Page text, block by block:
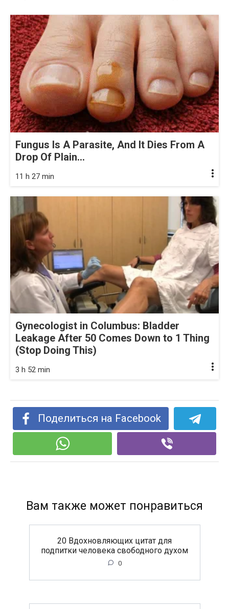
Fungus Is A Parasite, And It Dies From A
Drop Of Plain...
11 h 27 min
Gynecologist in Columbus: Bladder
Leakage After 50 Comes Down to 1 Thing
(Stop Doing This)
3 h 52 min
Поделиться на Facebook
Вам также может понравиться
20 Вдохновляющих цитат для
подпитки человека свободного духом
0